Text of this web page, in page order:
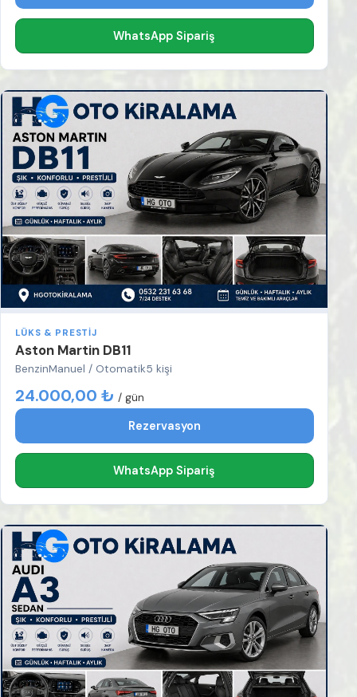
WhatsApp Sipariş
LÜKS & PRESTIJ
Aston Martin DB11
BenzinManuel / Otomatik5 kişi
24.000,00 ₺ / gün
Rezervasyon
WhatsApp Sipariş